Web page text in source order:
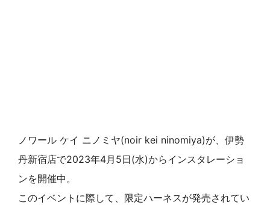
ノワール ケイ ニノミヤ(noir kei ninomiya)が、伊勢
丹新宿店で2023年4月5日(水)からインスタレーショ
ンを開催中。
このイベントに際して、限定ハーネスが発売されてい